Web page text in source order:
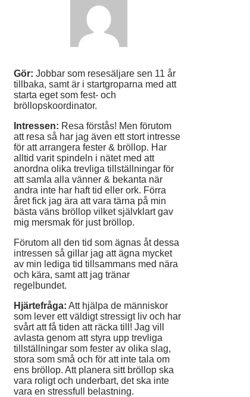
Gör: Jobbar som resesäljare sen 11 år
tillbaka, samt är i startgroparna med att
starta eget som fest- och
bröllopskoordinator.
Intressen: Resa förstås! Men förutom
att resa så har jag även ett stort intresse
för att arrangera fester & bröllop. Har
alltid varit spindeln i nätet med att
anordna olika trevliga tillställningar för
att samla alla vänner & bekanta när
andra inte har haft tid eller ork. Förra
året fick jag ära att vara tärna på min
bästa väns bröllop vilket självklart gav
mig mersmak för just bröllop.
Förutom all den tid som ägnas åt dessa
intressen så gillar jag att ägna mycket
av min lediga tid tillsammans med nära
och kära, samt att jag tränar
regelbundet.
Hjärtefråga: Att hjälpa de människor
som lever ett väldigt stressigt liv och har
svårt att få tiden att räcka till! Jag vill
avlasta genom att styra upp trevliga
tillställningar som fester av olika slag,
stora som små och för att inte tala om
ens bröllop. Att planera sitt bröllop ska
vara roligt och underbart, det ska inte
vara en stressfull belastning.